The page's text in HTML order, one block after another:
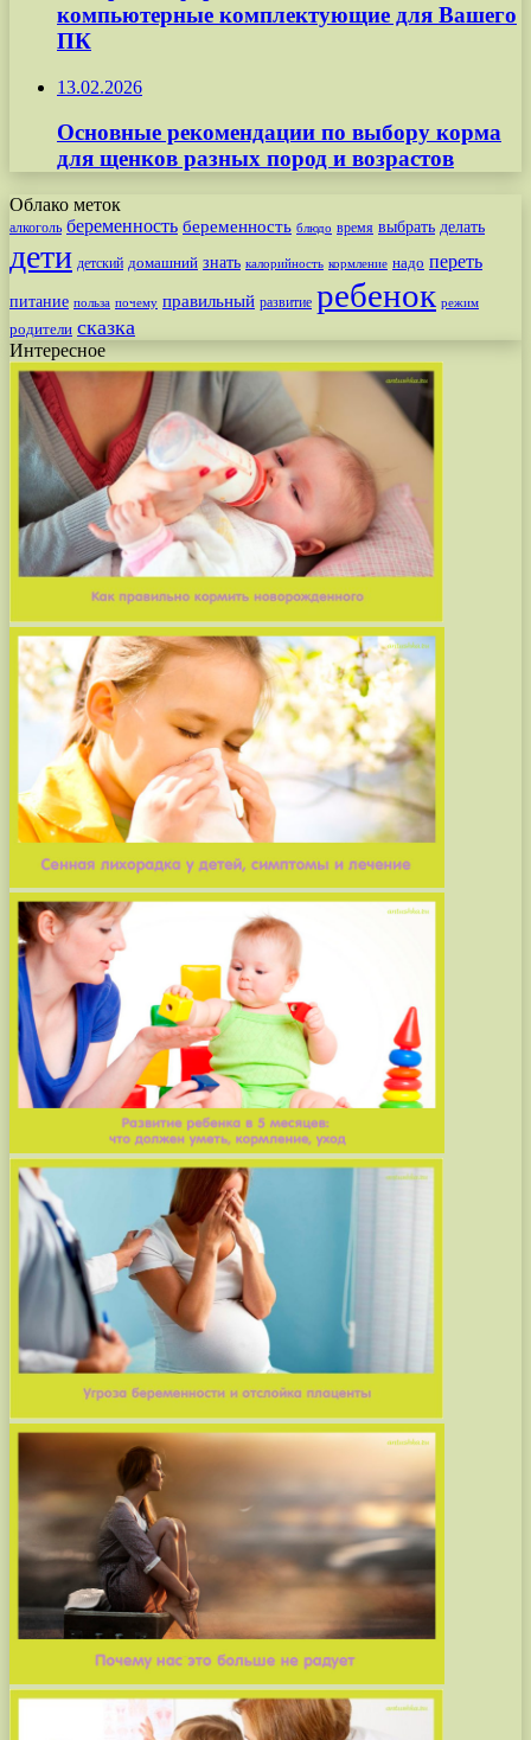
компьютерные комплектующие для Вашего
ПК
13.02.2026
Основные рекомендации по выбору корма
для щенков разных пород и возрастов
Облако меток
алкоголь беременность беременность блюдо время выбрать делать
дети детский домашний знать калорийность кормление надо переть
питание польза почему правильный развитие ребенок режим
родители сказка
Интересное